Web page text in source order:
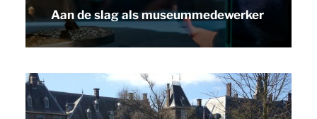
Aan de slag als museummedewerker